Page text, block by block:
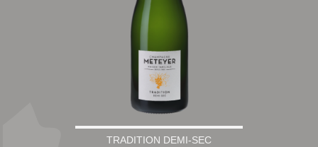
TRADITION DEMI-SEC